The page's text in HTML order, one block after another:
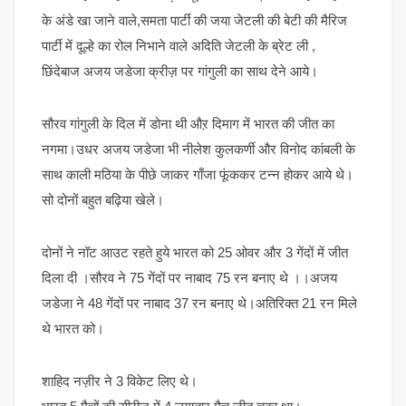
के अंडे खा जाने वाले,समता पार्टी की जया जेटली की बेटी की मैरिज
पार्टी में दूल्हे का रोल निभाने वाले अदिति जेटली के ब्रेट ली ,
छिंदेबाज अजय जडेजा क्रीज़ पर गांगुली का साथ देने आये।
सौरव गांगुली के दिल में डोना थी औऱ दिमाग में भारत की जीत का
नगमा।उधर अजय जडेजा भी नीलेश कुलकर्णी और विनोद कांबली के
साथ काली मठिया के पीछे जाकर गाँजा फूंककर टन्न होकर आये थे।
सो दोनों बहुत बढ़िया खेले।
दोनों ने नॉट आउट रहते हुये भारत को 25 ओवर और 3 गेंदों में जीत
दिला दी ।सौरव ने 75 गेंदों पर नाबाद 75 रन बनाए थे ।।अजय
जडेजा ने 48 गेंदों पर नाबाद 37 रन बनाए थे।अतिरिक्त 21 रन मिले
थे भारत को।
शाहिद नज़ीर ने 3 विकेट लिए थे।